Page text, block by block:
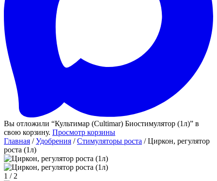
Вы отложили “Культимар (Cultimar) Биостимулятор (1л)” в
свою корзину. Просмотр корзины
Главная /Удобрения /Стимуляторы роста / Циркон, регулятор
роста (1л)
1 / 2